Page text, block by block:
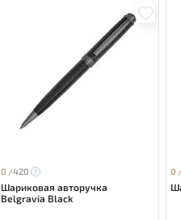
0 /420
Шариковая авторучка
Belgravia Black
0